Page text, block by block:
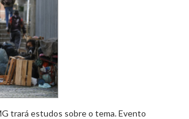
trará estudos sobre o tema. Evento